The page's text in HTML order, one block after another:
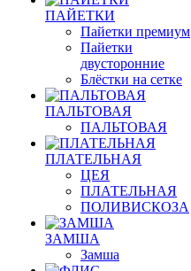
ПАЙЕТКИ
Пайетки премиум
Пайетки
двусторонние
Блёстки на сетке
ПАЛЬТОВАЯ
ПАЛЬТОВАЯ
ПЛАТЕЛЬНАЯ
ЦЕЯ
ПЛАТЕЛЬНАЯ
ПОЛИВИСКОЗА
ЗАМША
Замша